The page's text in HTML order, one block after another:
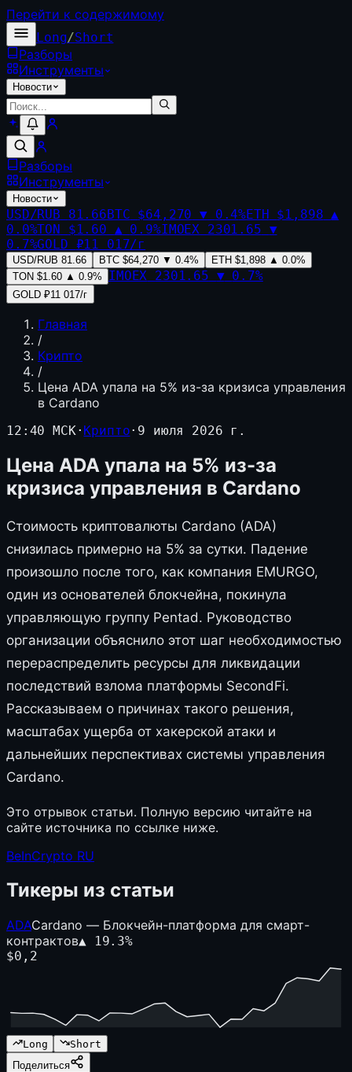
Перейти к содержимому
Long/Short
Разборы
Инструменты
Новости
Разборы
Инструменты
Новости
USD/RUB 81.66BTC $64,270 ▼ 0.4%ETH $1,898 ▲
0.0%TON $1.60 ▲ 0.9%IMOEX 2301.65 ▼
0.7%GOLD ₽11 017/г
USD/RUB 81.66 BTC $64,270 ▼ 0.4% ETH $1,898 ▲ 0.0%
TON $1.60 ▲ 0.9% IMOEX 2301.65 ▼ 0.7%
GOLD ₽11 017/г
Главная
/
Крипто
/
Цена ADA упала на 5% из-за кризиса управления
в Cardano
12:40 МСК· Крипто· 9 июля 2026 г.
Цена ADA упала на 5% из-за
кризиса управления в Cardano
Стоимость криптовалюты Cardano (ADA)
снизилась примерно на 5% за сутки. Падение
произошло после того, как компания EMURGO,
один из основателей блокчейна, покинула
управляющую группу Pentad. Руководство
организации объяснило этот шаг необходимостью
перераспределить ресурсы для ликвидации
последствий взлома платформы SecondFi.
Рассказываем о причинах такого решения,
масштабах ущерба от хакерской атаки и
дальнейших перспективах системы управления
Cardano.
Это отрывок статьи. Полную версию читайте на
сайте источника по ссылке ниже.
BeInCrypto RU
Тикеры из статьи
ADACardano — Блокчейн-платформа для смарт-
контрактов▲ 19.3%
$0,2
Long
Short
Поделиться